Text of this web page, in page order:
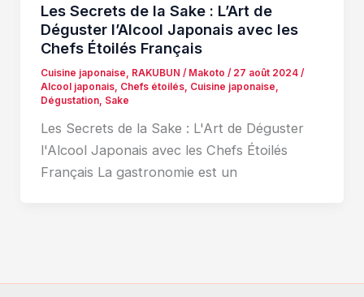
Les Secrets de la Sake : L’Art de
Déguster l’Alcool Japonais avec les
Chefs Étoilés Français
Cuisine japonaise RAKUBUN / Makoto / 27 août 2024 /
Alcool japonais, Chefs étoilés, Cuisine japonaise
Dégustation, Sake
Les Secrets de la Sake : L'Art de Déguster
l'Alcool Japonais avec les Chefs Étoilés
Français La gastronomie est un